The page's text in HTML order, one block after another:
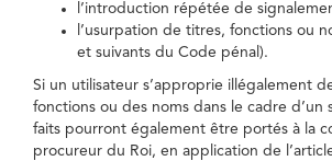
l’introduction répétée de
l’usurpation de titres, fonctions ou
et suivants du Code pénal).
Si un utilisateur s’approprie illégalement
fonctions ou des noms dans le cadre d’un
faits pourront également être portés à la
procureur du Roi, en application de